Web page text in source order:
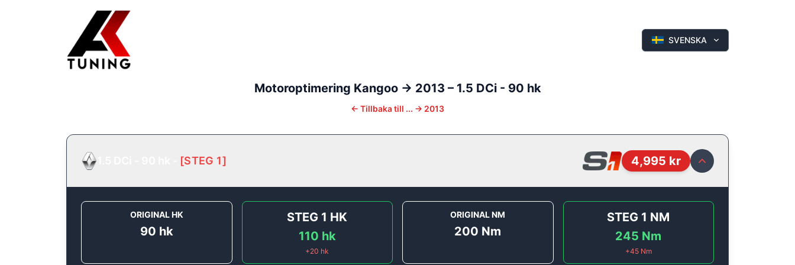
SVENSKA
Motoroptimering Kangoo -> 2013 – 1.5 DCi - 90 hk
← Tillbaka till ... -> 2013
[STEG 1] 4,995 kr
ORIGINAL HK
90 hk
STEG 1 HK
110 hk
+20 hk
ORIGINAL NM
200 Nm
STEG 1 NM
245 Nm
+45Nm